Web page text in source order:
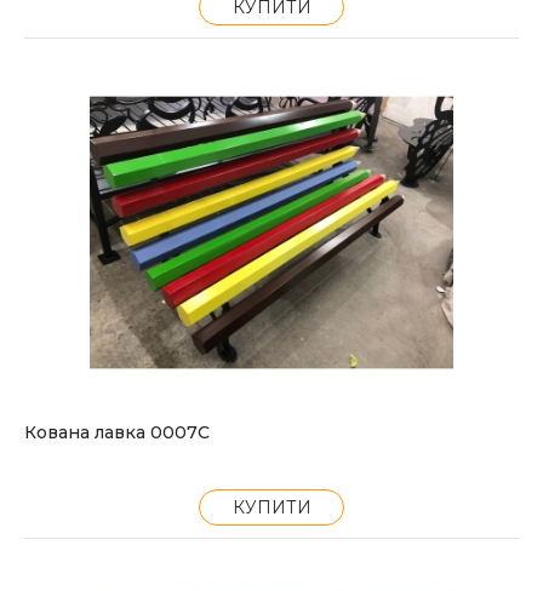
КУПИТИ
Кована лавка 0007С
КУПИТИ